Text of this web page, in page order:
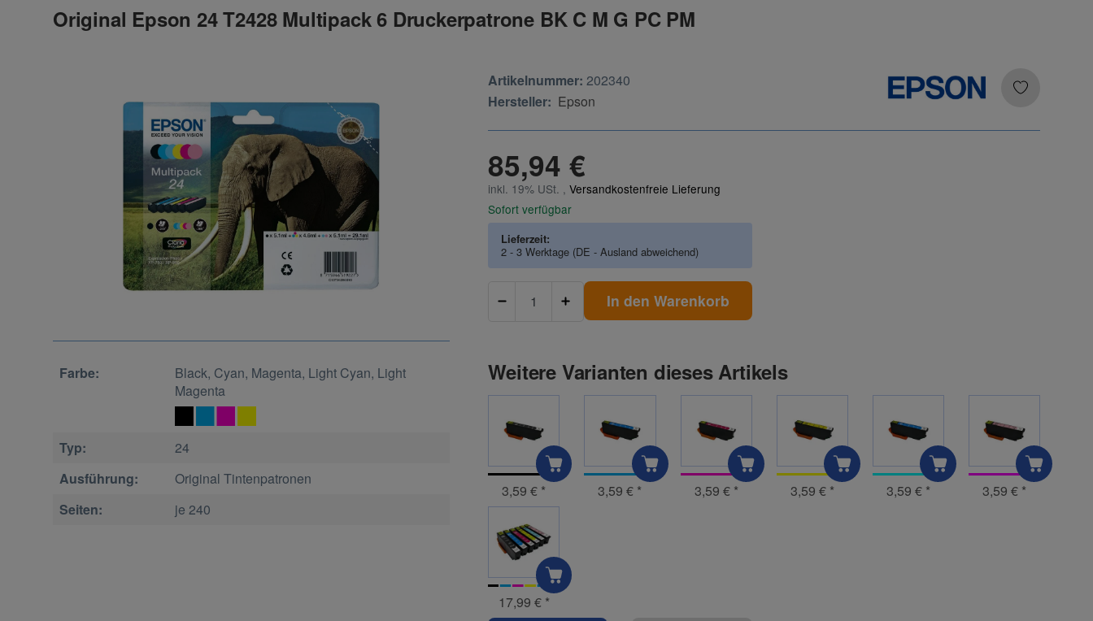
Original Epson 24 T2428 Multipack 6 Druckerpatrone BK C M G PC PM
Farbe:
Black, Cyan, Magenta, Light Cyan, Light
Magenta
Typ:
24
Ausführung:
Original Tintenpatronen
Seiten:
je 240
Artikelnummer: 202340
Hersteller: Epson
85,94 €
inkl. 19% USt. ,Versandkostenfreie Lieferung
Sofort verfügbar
Lieferzeit:
2 - 3 Werktage (DE - Ausland abweichend)
In den Warenkorb
Weitere Varianten dieses Artikels
3,59 € * 3,59 € * 3,59 € * 3,59 € * 3,59 € * 3,59 € *
17,99 € *